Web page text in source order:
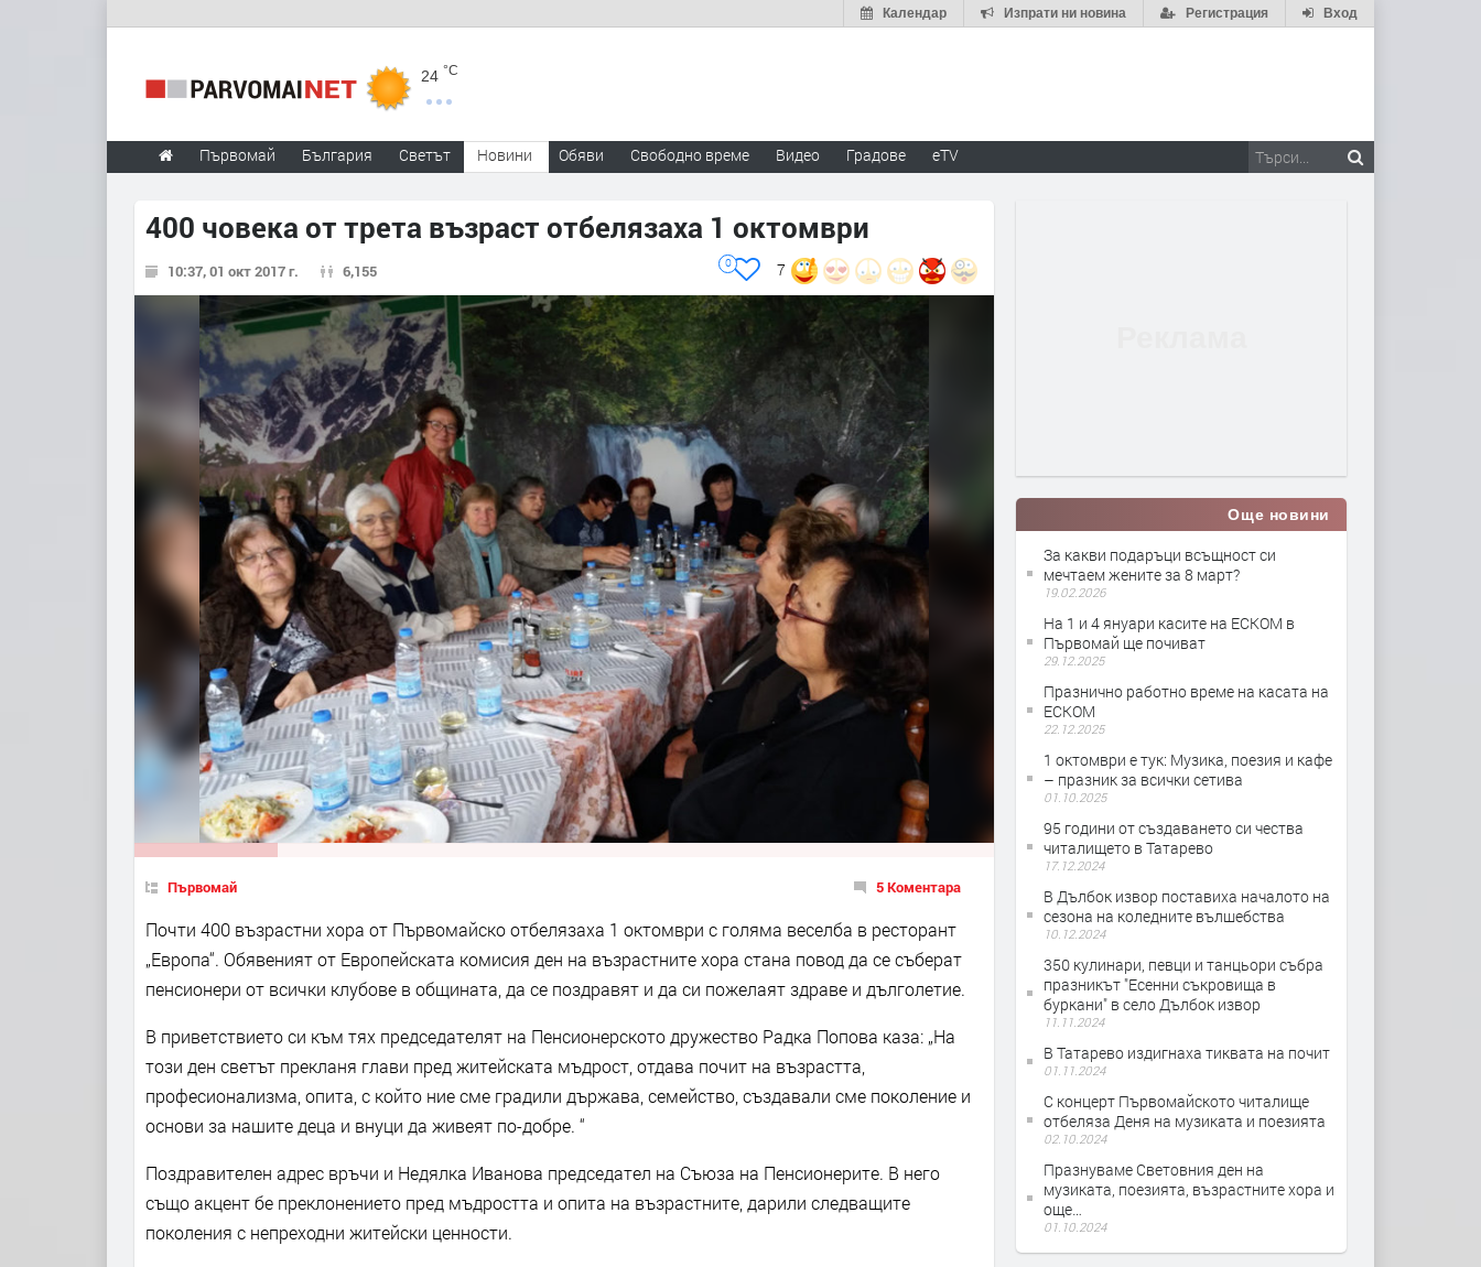
Вход
Регистрация
Изпрати ни новина
Календар
24 °C
Първомай България Светът Новини Обяви Свободно време Видео Градове eTV
400 човека от трета възраст отбелязаха 1 октомври
10:37, 01 окт 2017 г. 6,155 7
0
Първомай 5 Коментара
Почти 400 възрастни хора от Първомайско отбелязаха 1 октомври с голяма веселба в ресторант
„Европа“. Обявеният от Европейската комисия ден на възрастните хора стана повод да се съберат
пенсионери от всички клубове в общината, да се поздравят и да си пожелаят здраве и дълголетие.
В приветствието си към тях председателят на Пенсионерското дружество Радка Попова каза: „На
този ден светът прекланя глави пред житейската мъдрост, отдава почит на възрастта,
професионализма, опита, с който ние сме градили държава, семейство, създавали сме поколение и
основи за нашите деца и внуци да живеят по-добре. “
Поздравителен адрес връчи и Недялка Иванова председател на Съюза на Пенсионерите. В него
също акцент бе преклонението пред мъдростта и опита на възрастните, дарили следващите
поколения с непреходни житейски ценности.
Още новини
За какви подаръци всъщност си
мечтаем жените за 8 март?
19.02.2026
На 1 и 4 януари касите на ЕСКОМ в
Първомай ще почиват
29.12.2025
Празнично работно време на касата на
ЕСКОМ
22.12.2025
1 октомври е тук: Музика, поезия и кафе
– празник за всички сетива
01.10.2025
95 години от създаването си чества
читалището в Татарево
17.12.2024
В Дълбок извор поставиха началото на
сезона на коледните вълшебства
10.12.2024
350 кулинари, певци и танцьори събра
празникът "Есенни съкровища в
буркани" в село Дълбок извор
11.11.2024
В Татaрево издигнаха тиквата на почит
01.11.2024
С концерт Първомайското читалище
отбеляза Деня на музиката и поезията
02.10.2024
Празнуваме Световния ден на
музиката, поезията, възрастните хора и
още…
01.10.2024